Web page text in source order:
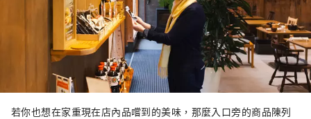
若你也想在家重現在店內品嚐到的美味，那麼入口旁的商品陳列